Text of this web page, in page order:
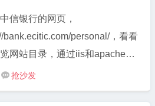
信银行的网页，
bank.ecitic.com/personal/，看看
网站目录，通过iis和apache怎
这一现象发生。先说下apache.
Options Indexes Includes
 抢沙发